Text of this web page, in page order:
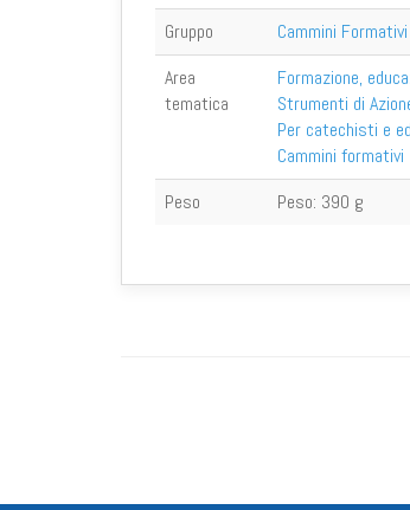
Gruppo
Cammini
Area
tematica
Formazione,
Strumenti di
Per catechisti e
Cammini formativi
Peso
Peso: 390 g